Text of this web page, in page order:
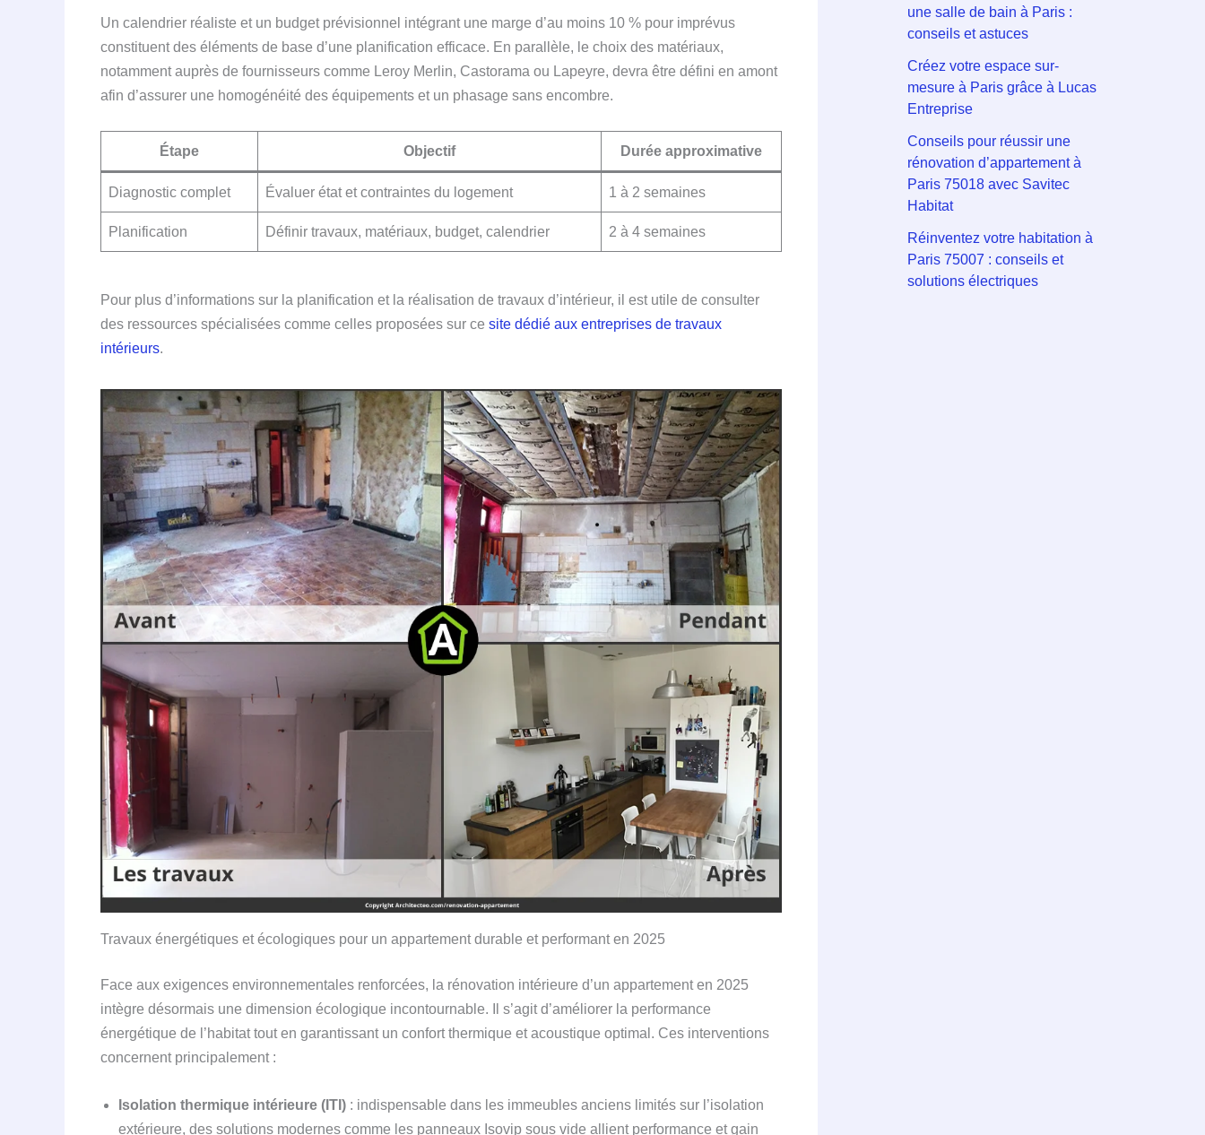
Un calendrier réaliste et un budget prévisionnel intégrant une marge d’au moins 10 % pour imprévus
constituent des éléments de base d’une planification efficace. En parallèle, le choix des matériaux,
notamment auprès de fournisseurs comme Leroy Merlin, Castorama ou Lapeyre, devra être défini en amont
afin d’assurer une homogénéité des équipements et un phasage sans encombre.
Étape Objectif Durée approximative
Diagnostic complet Évaluer état et contraintes du logement 1 à 2 semaines
Planification Définir travaux, matériaux, budget, calendrier 2 à 4 semaines
Pour plus d’informations sur la planification et la réalisation de travaux d’intérieur, il est utile de consulter
des ressources spécialisées comme celles proposées sur ce site dédié aux entreprises de travaux
intérieurs.
Travaux énergétiques et écologiques pour un appartement durable et performant en 2025
Face aux exigences environnementales renforcées, la rénovation intérieure d’un appartement en 2025
intègre désormais une dimension écologique incontournable. Il s’agit d’améliorer la performance
énergétique de l’habitat tout en garantissant un confort thermique et acoustique optimal. Ces interventions
concernent principalement :
Isolation thermique intérieure (ITI) : indispensable dans les immeubles anciens limités sur l’isolation
extérieure, des solutions modernes comme les panneaux Isovip sous vide allient performance et gain
une salle de bain à Paris :
conseils et astuces
Créez votre espace sur-
mesure à Paris grâce à Lucas
Entreprise
Conseils pour réussir une
rénovation d’appartement à
Paris 75018 avec Savitec
Habitat
Réinventez votre habitation à
Paris 75007 : conseils et
solutions électriques